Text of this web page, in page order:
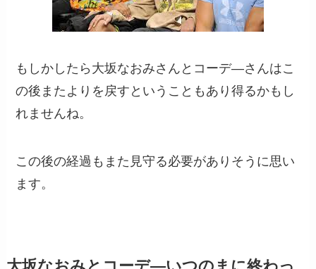
もしかしたら大坂なおみさんとコーデ―さんはこ
の後またよりを戻すということもあり得るかもし
れませんね。
この後の経過もまた見守る必要がありそうに思い
ます。